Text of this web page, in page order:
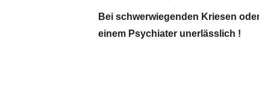
Bei schwerwiegenden Kriesen
einem Psychiater unerlässlich !